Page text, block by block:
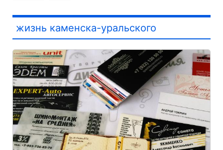
жизнь каменска-уральского